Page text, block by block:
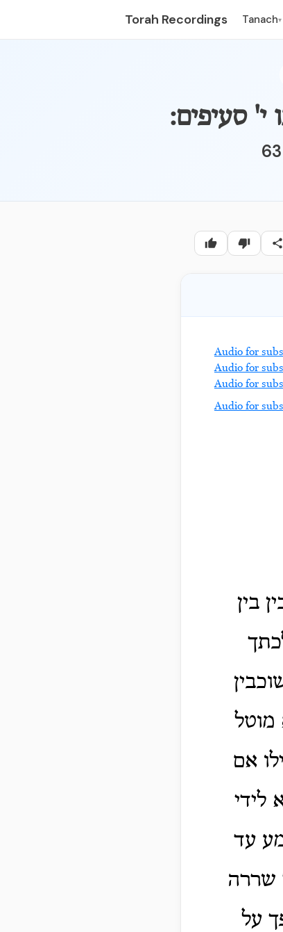
Torah Recordings Tanach▾
בין
מוטל
אם
לידי
עד
שררה
על